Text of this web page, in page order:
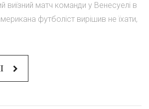
виїзний матч команди у Венесуелі в
футболіст вирішив не їхати,